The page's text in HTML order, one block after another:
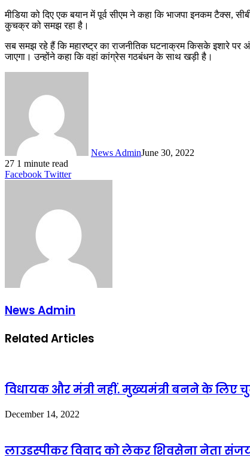
मीडिया को दिए एक बयान में पूर्व सीएम ने कहा कि भाजपा इनकम
कुचक्र को समझ रहा है।
सब समझ रहे हैं कि महारष्ट्र का राजनीतिक घटनाक्रम किसके इशारे पर
जाएगा। उन्होंने कहा कि वहां कांग्रेस गठबंधन के साथ खड़ी है।
News AdminJune 30, 2022
27 1 minute read
Facebook TwitterLinkedIn
Tumblr
Pinterest
Reddit
VKontakte
Share
Print
News Admin
Related Articles
विधायक और मंत्री नहीं. मुख्यमंत्री बनने के लिए
December 14, 2022
लाउडस्पीकर विवाद को लेकर शिवसेना नेता